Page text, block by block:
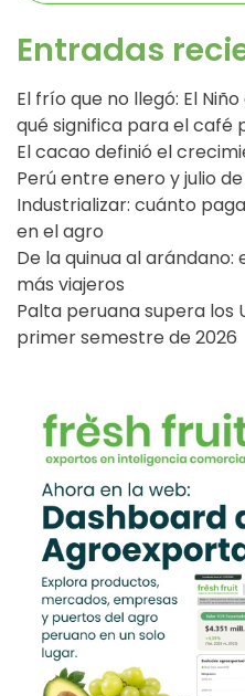
Entradas
El frío que no llegó: El
qué significa para el café
El cacao definió el
Perú entre enero y julio
Industrializar: cuánto
en el agro
De la quinua al
más viajeros
Palta peruana supera los
primer semestre de 2026